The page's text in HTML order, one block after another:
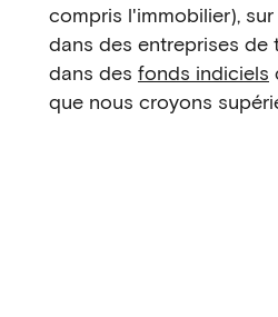
compris l'immobilier),
dans des entreprises de
dans des fonds indiciels
que nous croyons